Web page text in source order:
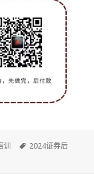
训
标
2024证券后